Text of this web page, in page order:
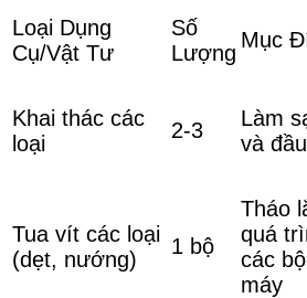
Loại Dụng
Cụ/Vật Tư
Số
Lượng
Mục
Khai thác các
loại
2-3
Làm
và
Tua vít các loại
(dẹt, nướng)
1 bộ
Tháo
quá
các
máy